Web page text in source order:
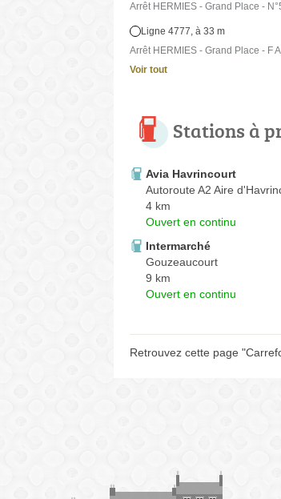
Arrêt HERMIES - Grand Place -
Ligne 4777, à 33 m
Arrêt HERMIES - Grand Place - F
Voir tout
Stations à
Avia Havrincourt
Autoroute A2 Aire
4 km
Ouvert en continu
Intermarché
Gouzeaucourt
9 km
Ouvert en continu
Retrouvez cette page